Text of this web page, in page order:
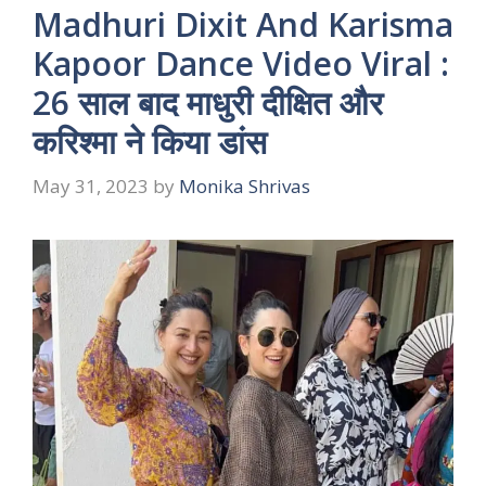
Madhuri Dixit And Karisma
Kapoor Dance Video Viral :
26 साल बाद माधुरी दीक्षित और
करिश्मा ने किया डांस
May 31, 2023 by Monika Shrivas